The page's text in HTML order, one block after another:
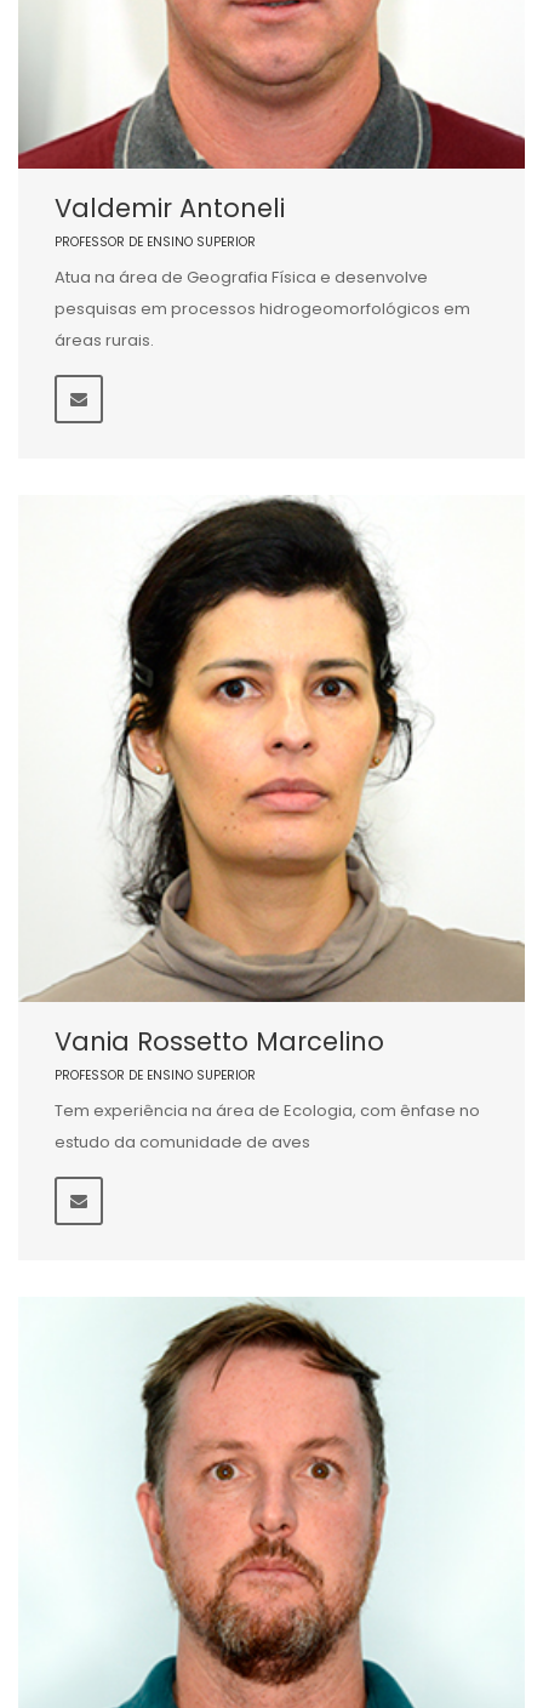
Valdemir Antoneli
PROFESSOR DE ENSINO SUPERIOR
Atua na área de Geografia Física e desenvolve
pesquisas em processos hidrogeomorfológicos em
áreas rurais.
Vania Rossetto Marcelino
PROFESSOR DE ENSINO SUPERIOR
Tem experiência na área de Ecologia, com ênfase no
estudo da comunidade de aves